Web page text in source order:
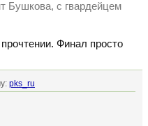
Бушкова, с гвардейцем
Финал просто
pks_ru